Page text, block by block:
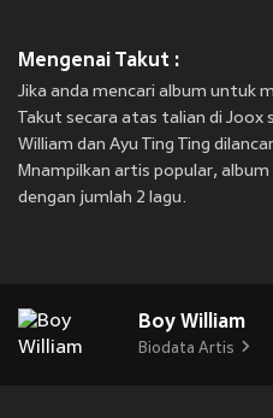
Mengenai Takut :
Jika anda mencari album untuk
Takut secara atas talian di Joox
William dan Ayu Ting Ting
Mnampilkan artis popular, album
dengan jumlah 2 lagu.
Boy William
Biodata Artis